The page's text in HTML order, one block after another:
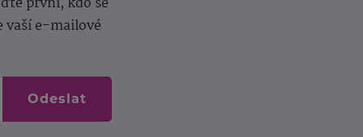
vaší e-mailové
Odeslat